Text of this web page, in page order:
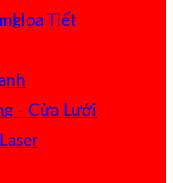
Họa Tiết
- Cửa Lưới